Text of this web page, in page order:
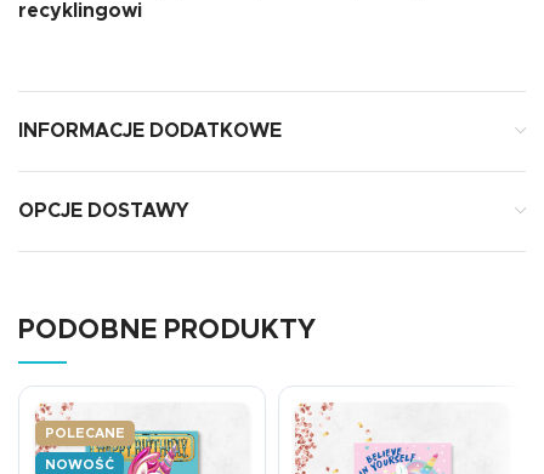
recyklingowi
INFORMACJE DODATKOWE
OPCJE DOSTAWY
PODOBNE PRODUKTY
POLECANE
NOWOŚĆ